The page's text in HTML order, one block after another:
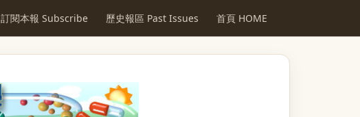
訂閱本報 Subscribe 歷史報區 Past Issues 首頁 HOME